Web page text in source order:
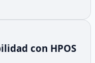
con HPOS